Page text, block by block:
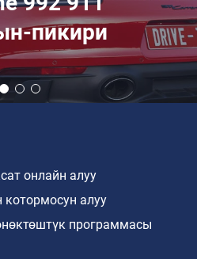
пикири
онлайн алуу
котормосун алуу
программасы